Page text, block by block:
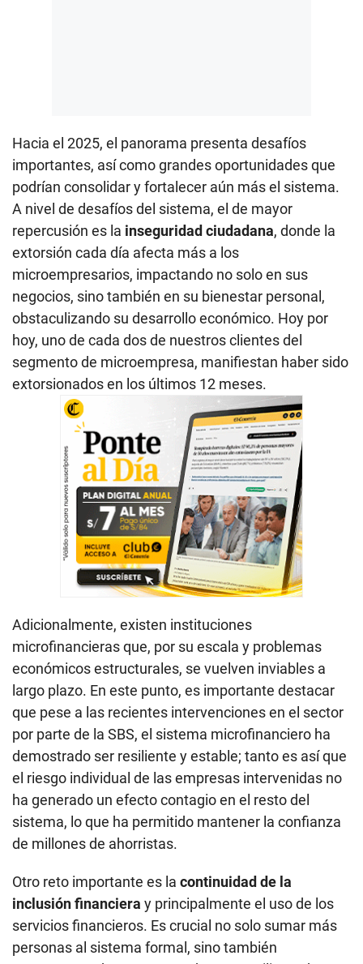
Hacia el 2025, el panorama presenta desafíos
importantes, así como grandes oportunidades que
podrían consolidar y fortalecer aún más el sistema.
A nivel de desafíos del sistema, el de mayor
repercusión es la inseguridad ciudadana, donde la
extorsión cada día afecta más a los
microempresarios, impactando no solo en sus
negocios, sino también en su bienestar personal,
obstaculizando su desarrollo económico. Hoy por
hoy, uno de cada dos de nuestros clientes del
segmento de microempresa, manifiestan haber sido
extorsionados en los últimos 12 meses.
Adicionalmente, existen instituciones
microfinancieras que, por su escala y problemas
económicos estructurales, se vuelven inviables a
largo plazo. En este punto, es importante destacar
que pese a las recientes intervenciones en el sector
por parte de la SBS, el sistema microfinanciero ha
demostrado ser resiliente y estable; tanto es así que
el riesgo individual de las empresas intervenidas no
ha generado un efecto contagio en el resto del
sistema, lo que ha permitido mantener la confianza
de millones de ahorristas.
Otro reto importante es la continuidad de la
inclusión financiera y principalmente el uso de los
servicios financieros. Es crucial no solo sumar más
personas al sistema formal, sino también